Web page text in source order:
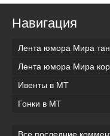
Навигация
Лента юмора Мира
Лента юмора Мира
Ивенты в МТ
Гонки в МТ
Все последние